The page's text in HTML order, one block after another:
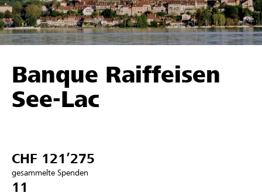
Unterstützen
Hilfe & Support
Projekte und Organisationen finden
Banque Raiffeisen
See-Lac
CHF 121’275
gesammelte Spenden
11